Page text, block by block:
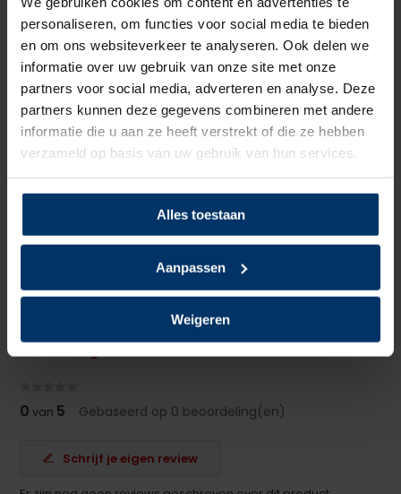
personaliseren, om functies voor social media te bieden
en om ons websiteverkeer te analyseren. Ook delen we
informatie over uw gebruik van onze site met onze
partners voor social media, adverteren en analyse. Deze
partners kunnen deze gegevens combineren met andere
informatie die u aan ze heeft verstrekt of die ze hebben
verzameld op basis van uw gebruik van hun services.
Alles toestaan
Aanpassen
Weigeren
Bovenmateriaal
Textiel
Neusbeveiliging Staal
Zoolbeveiliging Kunststof
Zoolmateriaal TPU/PU
Ja
Overige specificaties ESD
0 van 5 Gebaseerd op 0 beoordeling(en)
Schrijf je eigen review